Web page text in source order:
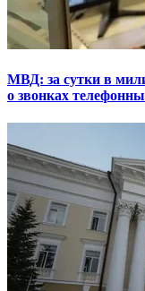
МВД: за сутки в
о звонках